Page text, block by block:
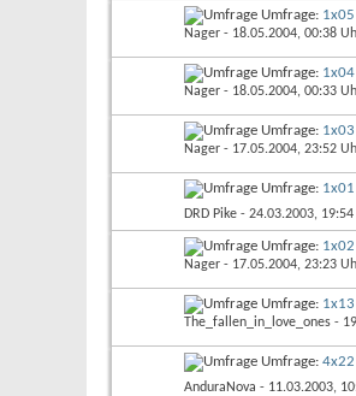
Umfrage:
Nager - 18.05.2004, 00:38
Umfrage:
Nager - 18.05.2004, 00:33
Umfrage:
Nager - 17.05.2004, 23:52
Umfrage:
DRD Pike - 24.03.2003,
Umfrage: 1x02
Nager - 17.05.2004, 23:23
Umfrage:
The_fallen_in_love_ones -
Umfrage:
AnduraNova - 11.03.2003,